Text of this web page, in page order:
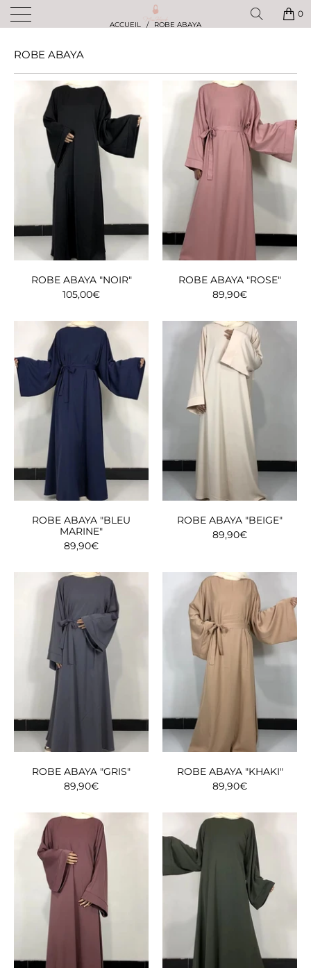
✨ BÉNÉFICIEZ DE -10% SUR TOUTE VOTRE COMMANDE AVEC LE CODE :
MISS10 ! ✨ 0
ACCUEIL / ROBE ABAYA
ROBE ABAYA
ROBE ABAYA "NOIR"
105,00€
ROBE ABAYA "ROSE"
89,90€
ROBE ABAYA "BLEU
MARINE"
89,90€
ROBE ABAYA "BEIGE"
89,90€
ROBE ABAYA "GRIS"
89,90€
ROBE ABAYA "KHAKI"
89,90€